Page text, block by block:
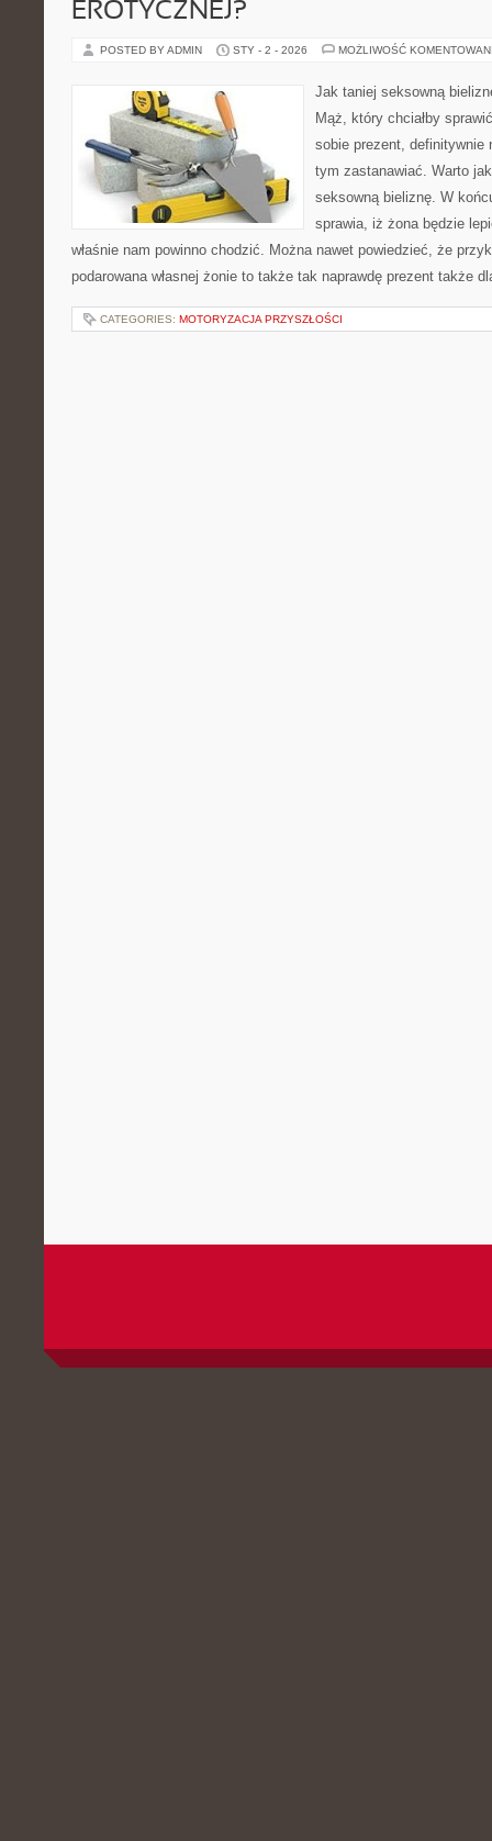
EROTYCZNEJ?
POSTED BY ADMIN STY - 2 - 2026 MOŻLIWOŚĆ
Jak taniej seksowną
Mąż, który chciałby
sobie prezent, definitywnie
tym zastanawiać. Warto
seksowną bieliznę. W
sprawia, iż żona będzie
właśnie nam powinno chodzić. Można nawet powiedzieć, że
podarowana własnej żonie to także tak naprawdę prezent także
CATEGORIES: MOTORYZACJA PRZYSZŁOŚCI